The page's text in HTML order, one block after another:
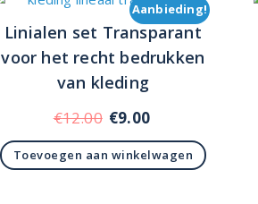
Aanbieding!
Linialen set Transparant
voor het recht bedrukken
van kleding
€12.00 Oorspronkelijke
prijs
was:
€9.00
prijs
is:
Toevoegen aan winkelwagen